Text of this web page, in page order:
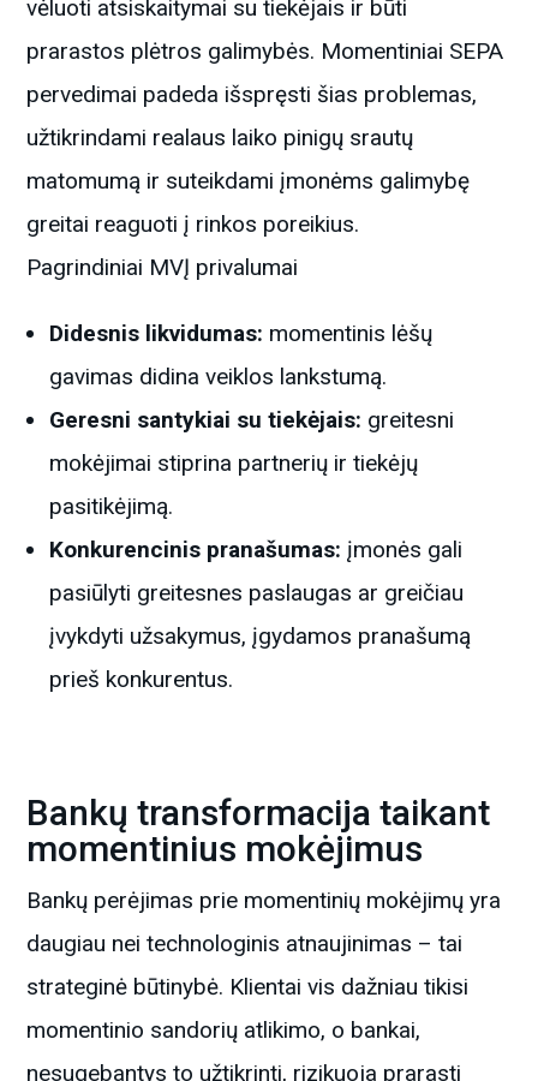
vėluoti atsiskaitymai su tiekėjais ir būti
prarastos plėtros galimybės. Momentiniai SEPA
pervedimai padeda išspręsti šias problemas,
užtikrindami realaus laiko pinigų srautų
matomumą ir suteikdami įmonėms galimybę
greitai reaguoti į rinkos poreikius.
Pagrindiniai MVĮ privalumai
Didesnis likvidumas: momentinis lėšų
gavimas didina veiklos lankstumą.
Geresni santykiai su tiekėjais: greitesni
mokėjimai stiprina partnerių ir tiekėjų
pasitikėjimą.
Konkurencinis pranašumas: įmonės gali
pasiūlyti greitesnes paslaugas ar greičiau
įvykdyti užsakymus, įgydamos pranašumą
prieš konkurentus.
Bankų transformacija taikant
momentinius mokėjimus
Bankų perėjimas prie momentinių mokėjimų yra
daugiau nei technologinis atnaujinimas – tai
strateginė būtinybė. Klientai vis dažniau tikisi
momentinio sandorių atlikimo, o bankai,
nesugebantys to užtikrinti, rizikuoja prarasti